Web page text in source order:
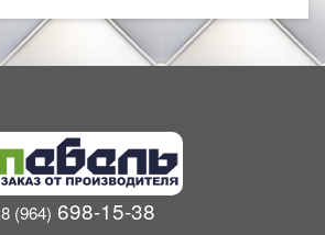
8 (964) 698-15-38